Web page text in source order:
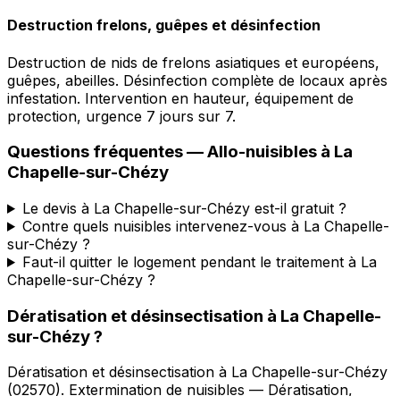
Destruction frelons, guêpes et désinfection
Destruction de nids de frelons asiatiques et européens,
guêpes, abeilles. Désinfection complète de locaux après
infestation. Intervention en hauteur, équipement de
protection, urgence 7 jours sur 7.
Questions fréquentes —Allo-nuisibles à La
Chapelle-sur-Chézy
Le devis à La Chapelle-sur-Chézy est-il gratuit ?
Contre quels nuisibles intervenez-vous à La Chapelle-
sur-Chézy ?
Faut-il quitter le logement pendant le traitement à La
Chapelle-sur-Chézy ?
Dératisation et désinsectisation à La Chapelle-
sur-Chézy?
Dératisation et désinsectisation à La Chapelle-sur-Chézy
(02570). Extermination de nuisibles — Dératisation,